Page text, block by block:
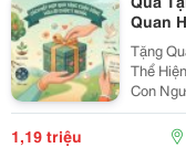
Quan
Tặng
Thể
Con
Thực
Chúc
1,19 triệu